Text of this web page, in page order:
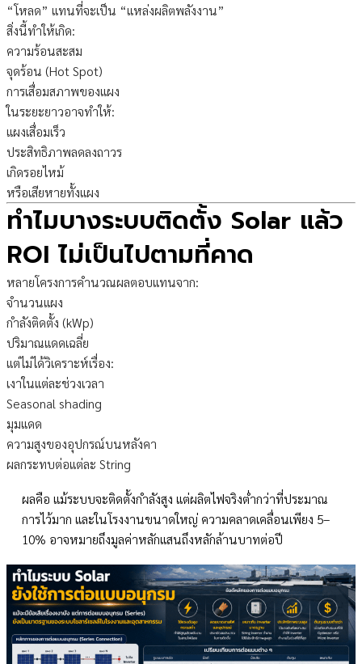
“โหลด” แทนที่จะเป็น “แหล่งผลิตพลังงาน”
สิ่งนี้ทำให้เกิด:
ความร้อนสะสม
จุดร้อน (Hot Spot)
การเสื่อมสภาพของแผง
ในระยะยาวอาจทำให้:
แผงเสื่อมเร็ว
ประสิทธิภาพลดลงถาวร
เกิดรอยไหม้
หรือเสียหายทั้งแผง
ทำไมบางระบบติดตั้ง Solar แล้ว
ROI ไม่เป็นไปตามที่คาด
หลายโครงการคำนวณผลตอบแทนจาก:
จำนวนแผง
กำลังติดตั้ง (kWp)
ปริมาณแดดเฉลี่ย
แต่ไม่ได้วิเคราะห์เรื่อง:
เงาในแต่ละช่วงเวลา
Seasonal shading
มุมแดด
ความสูงของอุปกรณ์บนหลังคา
ผลกระทบต่อแต่ละ String
ผลคือ แม้ระบบจะติดตั้งกำลังสูง แต่ผลิตไฟจริงต่ำกว่าที่ประมาณ
การไว้มาก และในโรงงานขนาดใหญ่ ความคลาดเคลื่อนเพียง 5–
10% อาจหมายถึงมูลค่าหลักแสนถึงหลักล้านบาทต่อปี